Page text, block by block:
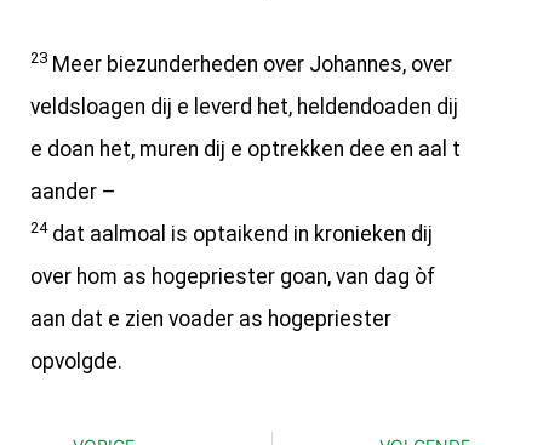
23 Meer biezunderheden over Johannes, over
veldsloagen dij e leverd het, heldendoaden dij
e doan het, muren dij e optrekken dee en aal t
aander –
24dat aalmoal is optaikend in kronieken dij
over hom as hogepriester goan, van dag òf
aan dat e zien voader as hogepriester
opvolgde.